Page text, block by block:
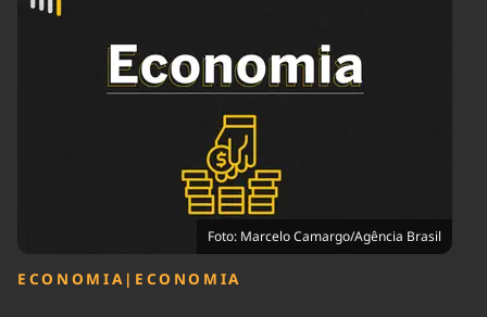
Agronegócios
Economia
Educação
Infraestrutura
Internacional
Podcast
Política
Saúde
Foto: Marcelo Camargo/Agência Brasil
ECONOMIA | ECONOMIA